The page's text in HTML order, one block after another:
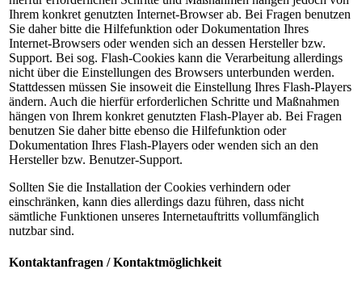
Ihrem konkret genutzten Internet-Browser ab. Bei Fragen benutzen
Sie daher bitte die Hilfefunktion oder Dokumentation Ihres
Internet-Browsers oder wenden sich an dessen Hersteller bzw.
Support. Bei sog. Flash-Cookies kann die Verarbeitung allerdings
nicht über die Einstellungen des Browsers unterbunden werden.
Stattdessen müssen Sie insoweit die Einstellung Ihres Flash-Players
ändern. Auch die hierfür erforderlichen Schritte und Maßnahmen
hängen von Ihrem konkret genutzten Flash-Player ab. Bei Fragen
benutzen Sie daher bitte ebenso die Hilfefunktion oder
Dokumentation Ihres Flash-Players oder wenden sich an den
Hersteller bzw. Benutzer-Support.
Sollten Sie die Installation der Cookies verhindern oder
einschränken, kann dies allerdings dazu führen, dass nicht
sämtliche Funktionen unseres Internetauftritts vollumfänglich
nutzbar sind.
Kontaktanfragen / Kontaktmöglichkeit